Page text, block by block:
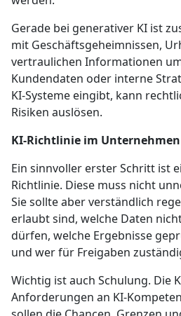
Gerade bei generativer KI ist
mit Geschäftsgeheimnissen,
vertraulichen Informationen
Kundendaten oder interne
KI-Systeme eingibt, kann
Risiken auslösen.
KI-Richtlinie im Unternehmen
Ein sinnvoller erster Schritt ist
Richtlinie. Diese muss nicht
Sie sollte aber verständlich
erlaubt sind, welche Daten
dürfen, welche Ergebnisse
und wer für Freigaben
Wichtig ist auch Schulung. Die
Anforderungen an KI-